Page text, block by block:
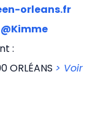
orleans.fr
@Kimme
:
ORLÉANS > Voir